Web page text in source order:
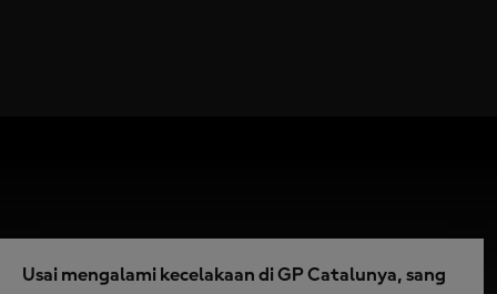
Usai mengalami kecelakaan di GP Catalunya, sang